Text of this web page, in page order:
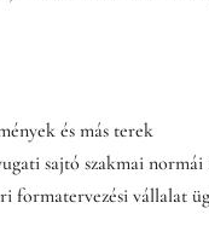
és más terek
sajtó szakmai
formatervezési vállalat